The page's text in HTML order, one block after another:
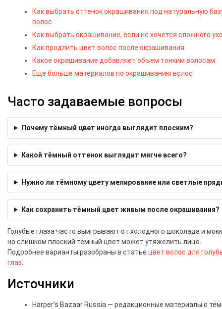
Как выбрать оттенок окрашивания под натуральную
волос
Как выбрать окрашивание, если не хочется сложного
Как продлить цвет волос после окрашивания
Какое окрашивание добавляет объем тонким волосам
Еще больше материалов по окрашиванию волос
Часто задаваемые вопросы
Почему тёмный цвет иногда выглядит плоским?
Какой тёмный оттенок выглядит мягче всего?
Нужно ли тёмному цвету мелирование или светлые
Как сохранить тёмный цвет живым после окрашивания?
Голубые глаза часто выигрывают от холодного шоколада и
но слишком плоский темный цвет может утяжелить лицо.
Подробнее варианты разобраны в статье цвет волос для
глаз
Источники
Harper’s Bazaar Russia — редакционные материалы о